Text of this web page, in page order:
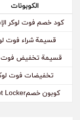
قم بالتواصل مع
إلغاء الطلب
الكوبونات
كود خصم فوت لوكر
قسيمة شراء فوت
قسيمة تخفيض فوت
تخفيضات فوت
كوبون خصمFoot Locker